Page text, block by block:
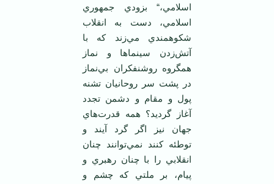
اسلامي،“ بزودي جمهوري
اسلامي، دست به انقلاب
شکوهمندي مي‌زند که با
آتش‌زدن سينماها و نماز
همگروه روشنفکران بي‌نماز
در پشت سر روحانيان تشنه
پول و مقام و دشمن تجدد
آغاز گرديد؟ همه قدرت‌هاي
جهان نيز اگر گرد آيند و
توطئه کنند نمي‌توانند چنان
انقلابي را با چنان رهبري و
پيام، بر ملتي که چشم و